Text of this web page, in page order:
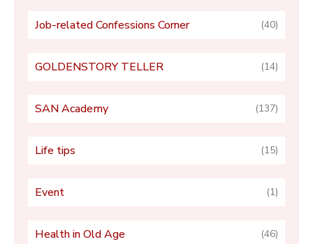
Job-related Confessions Corner (40)
GOLDENSTORY TELLER (14)
SAN Academy (137)
Life tips (15)
Event (1)
Health in Old Age (46)